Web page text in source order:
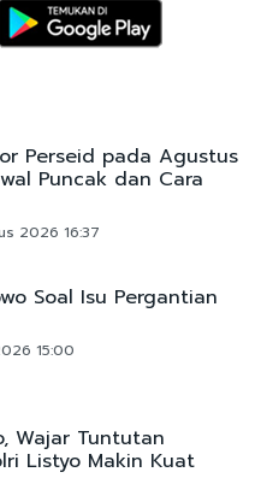
Perseid pada Agustus
Puncak dan Cara
2026 16:37
Soal Isu Pergantian
15:00
Wajar Tuntutan
Listyo Makin Kuat